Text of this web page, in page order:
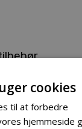
Trimmere
cookies
til at forbedre
hjemmeside